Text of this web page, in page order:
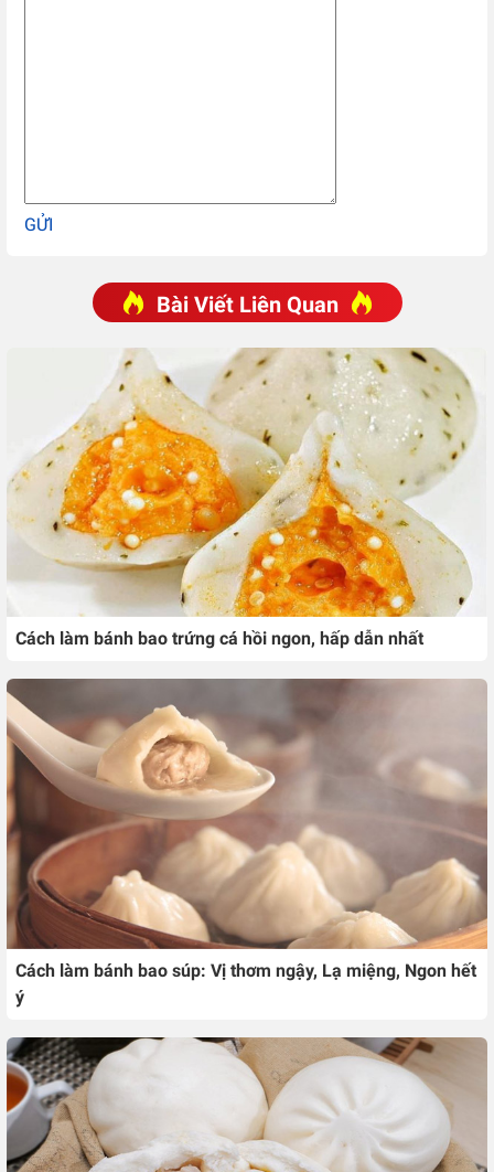
GỬI
Bài Viết Liên Quan
Cách làm bánh bao trứng cá hồi ngon, hấp dẫn nhất
Cách làm bánh bao súp: Vị thơm ngậy, Lạ miệng, Ngon hết
ý